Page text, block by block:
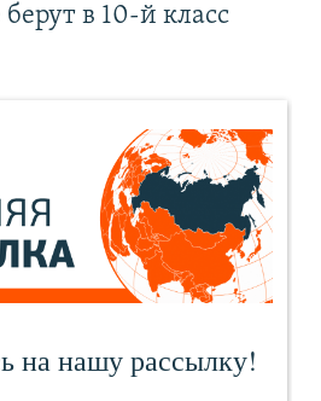
в 10-й класс